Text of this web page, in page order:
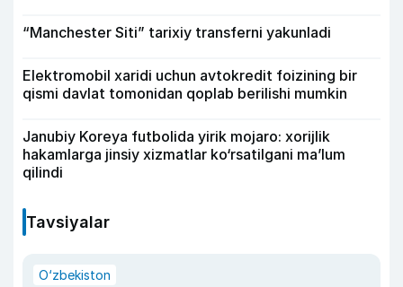
“Manchester Siti” tarixiy transferni yakunladi
Elektromobil xaridi uchun avtokredit foizining bir
qismi davlat tomonidan qoplab berilishi mumkin
Janubiy Koreya futbolida yirik mojaro: xorijlik
hakamlarga jinsiy xizmatlar ko‘rsatilgani ma’lum
qilindi
Tavsiyalar
O‘zbekiston